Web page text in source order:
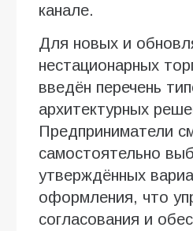
канале.
Для новых и
нестационарных
введён перечень
архитектурных
Предприниматели
самостоятельно
утверждённых
оформления, что
согласования и